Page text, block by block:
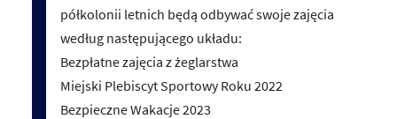
półkolonii letnich będą odbywać swoje zajęcia
według następującego układu:
Bezpłatne zajęcia z żeglarstwa
Miejski Plebiscyt Sportowy Roku 2022
Bezpieczne Wakacje 2023